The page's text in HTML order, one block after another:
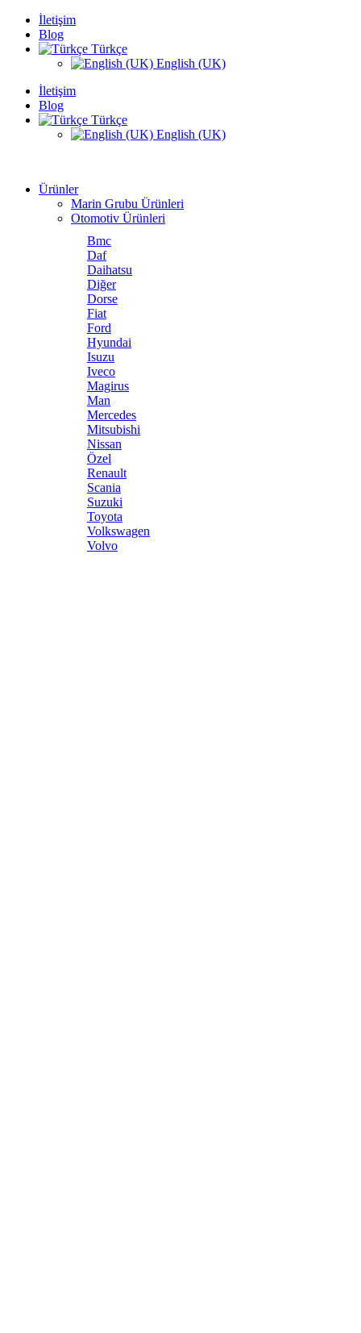
İletişim
Blog
Türkçe
English (UK)
İletişim
Blog
Türkçe
English (UK)
Ürünler
Marin Grubu Ürünleri
Otomotiv Ürünleri
Bmc
Daf
Daihatsu
Diğer
Dorse
Fiat
Ford
Hyundai
Isuzu
Iveco
Magirus
Man
Mercedes
Mitsubishi
Nissan
Özel
Renault
Scania
Suzuki
Toyota
Volkswagen
Volvo